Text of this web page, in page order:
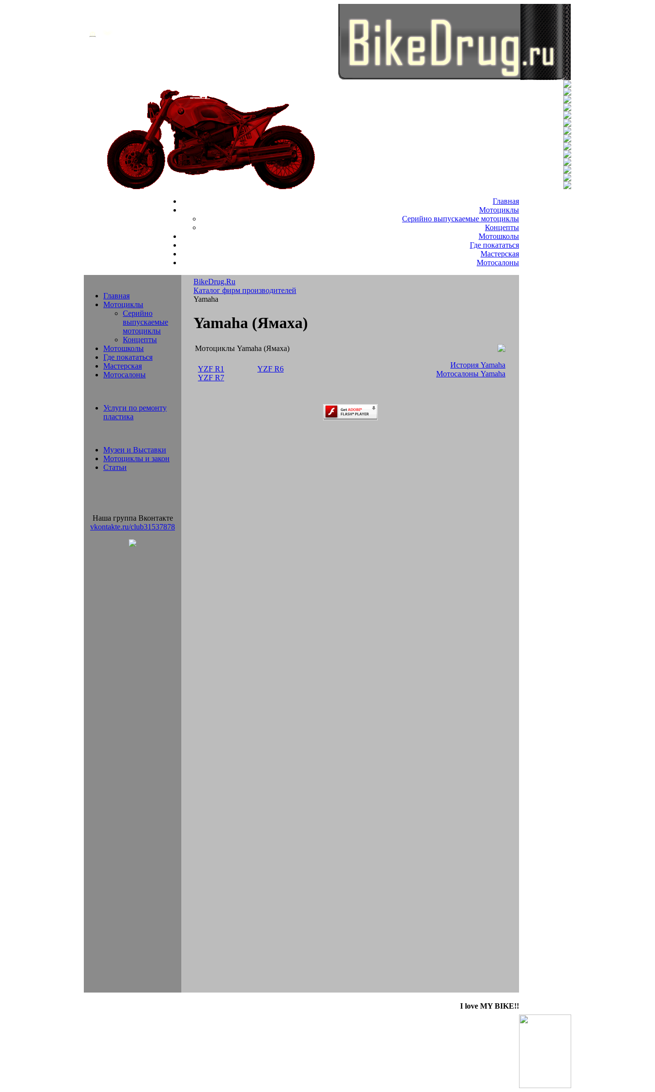
Главная
Мотоциклы
Серийно выпускаемые мотоциклы
Концепты
Мотошколы
Где покататься
Мастерская
Мотосалоны
Главная
Мотоциклы
Серийно
выпускаемые
мотоциклы
Концепты
Мотошколы
Где покататься
Мастерская
Мотосалоны
Услуги по ремонту
пластика
Музеи и Выставки
Мотоциклы и закон
Статьи
Наша группа Вконтакте
vkontakte.ru/club31537878
BikeDrug.Ru
Каталог фирм производителей
Yamaha
Yamaha (Ямаха)
Мотоциклы Yamaha (Ямаха)
YZF R1
YZF R7
YZF R6
История Yamaha
Мотосалоны Yamaha
I love MY BIKE!!